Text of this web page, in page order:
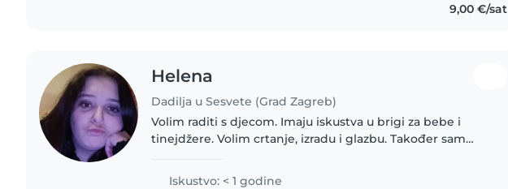
9,00 €/sat
Helena
Dadilja u Sesvete (Grad Zagreb)
Volim raditi s djecom. Imaju iskustva u brigi za bebe i
tinejdžere. Volim crtanje, izradu i glazbu. Također sam
vašim djecom!..
Iskustvo: < 1 godine